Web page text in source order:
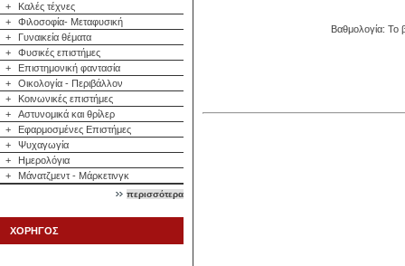
+
Καλές τέχνες
+
Φιλοσοφία- Μεταφυσική
+
Γυναικεία θέματα
+
Φυσικές επιστήμες
+
Επιστημονική φαντασία
+
Οικολογία - Περιβάλλον
+
Κοινωνικές επιστήμες
+
Αστυνομικά και θρίλερ
+
Εφαρμοσμένες Επιστήμες
+
Ψυχαγωγία
+
Ημερολόγια
+
Μάνατζμεντ - Μάρκετινγκ
περισσότερα
ΧΟΡΗΓΟΣ
Βαθμολογία: Το